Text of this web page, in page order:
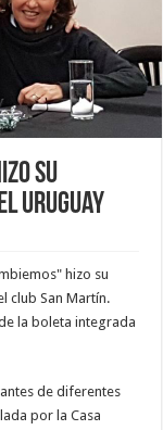
su
Uruguay
hizo su
club San Martín.
la boleta integrada
de diferentes
por la Casa